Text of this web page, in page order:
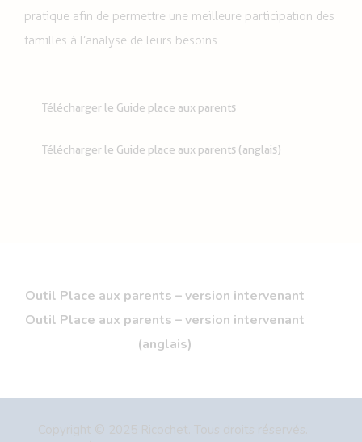
pratique afin de permettre une meilleure participation des
familles à l’analyse de leurs besoins.
Télécharger le Guide place aux parents
Télécharger le Guide place aux parents (anglais)
Outil Place aux parents – version intervenant
Outil Place aux parents – version intervenant
(anglais)